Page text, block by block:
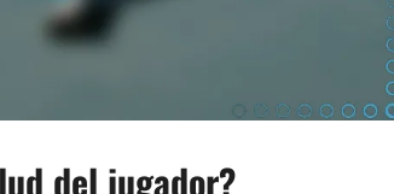
del jugador?